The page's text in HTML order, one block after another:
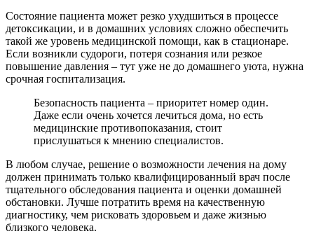
Состояние пациента может резко ухудшиться в процессе
детоксикации, и в домашних условиях сложно обеспечить
такой же уровень медицинской помощи, как в стационаре.
Если возникли судороги, потеря сознания или резкое
повышение давления – тут уже не до домашнего уюта, нужна
срочная госпитализация.
Безопасность пациента – приоритет номер один.
Даже если очень хочется лечиться дома, но есть
медицинские противопоказания, стоит
прислушаться к мнению специалистов.
В любом случае, решение о возможности лечения на дому
должен принимать только квалифицированный врач после
тщательного обследования пациента и оценки домашней
обстановки. Лучше потратить время на качественную
диагностику, чем рисковать здоровьем и даже жизнью
близкого человека.